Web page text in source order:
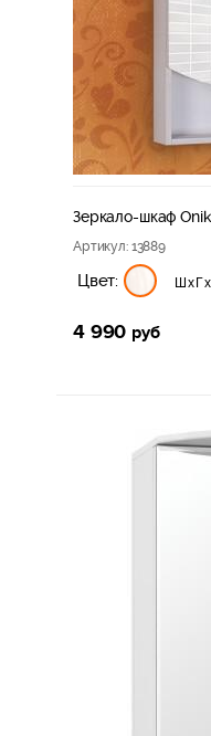
Зеркало-шкаф
Артикул: 13889
Цвет:
4 990 руб